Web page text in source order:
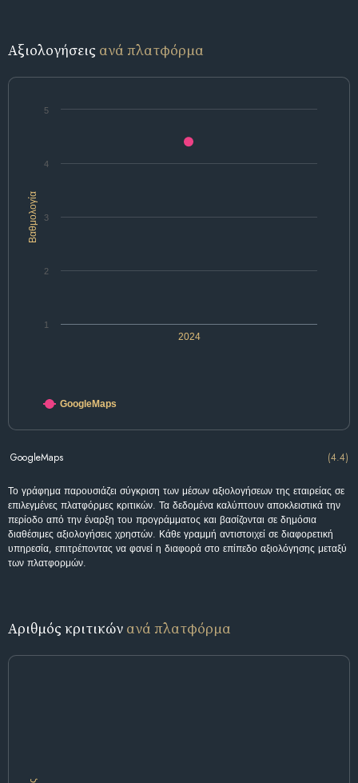
Αξιολογήσεις ανά πλατφόρμα
Βαθμολογία
2024
1
2
3
4
5
GoogleMaps
GoogleMaps (4.4)
Το γράφημα παρουσιάζει σύγκριση των μέσων αξιολογήσεων της εταιρείας σε
επιλεγμένες πλατφόρμες κριτικών. Τα δεδομένα καλύπτουν αποκλειστικά την
περίοδο από την έναρξη του προγράμματος και βασίζονται σε δημόσια
διαθέσιμες αξιολογήσεις χρηστών. Κάθε γραμμή αντιστοιχεί σε διαφορετική
υπηρεσία, επιτρέποντας να φανεί η διαφορά στο επίπεδο αξιολόγησης μεταξύ
των πλατφορμών.
Αριθμός κριτικών ανά πλατφόρμα